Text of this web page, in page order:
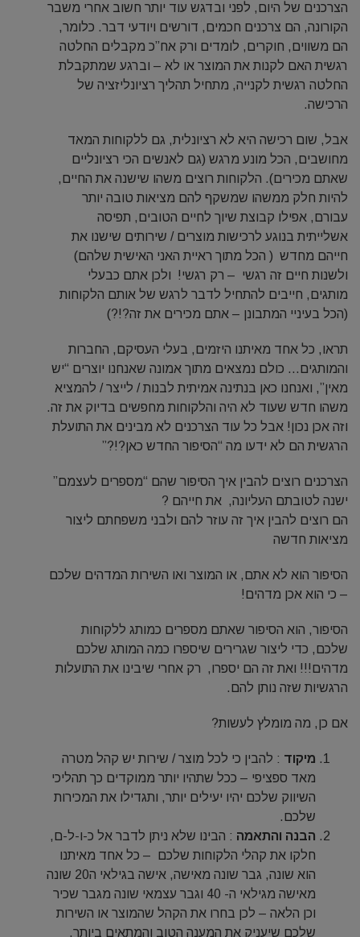
הצרכנים של היום, לפני ובדגש עוד יותר חשוב אחרי משבר
הקורונה, הם צרכנים חכמים, דורשים ויודעי דבר. כלומר,
הם משווים, חוקרים, לומדים ורק אח”כ מקבלים החלטה
רגשית האם לקנות את המוצר או לא – וברגע שמתקבלת
החלטה רגשית לקנייה, מתחיל תהליך רציונליזציה של
הרכישה.
אבל, שום רכישה היא לא רציונלית, גם ללקוחות המאד
מחושבים, הכל מונע מרגש (גם לאנשים הכי רציונליים
שאתם מכירים). הלקוחות רוצים משהו שישנה את החיים,
להיות חלק ממשהו שמשקף להם מציאות טובה יותר
עבורם, אפילו קבוצת שיוך לחיים הטובים, תפיסה
אשלייתית בנוגע לרכישות מוצרים / שירותים שישנו את
חייהם מחדש ( הכל מתוך ראיית האני האישית שלהם)
ולשנות חיים זה רגשי – רק רגשי! ולכן אתם כבעלי
מותגים, חייבים להתחיל לדבר לרגש של אותם הלקוחות
(הכל בעיניי המתבונן – אתם מכירים את זה?!?)
תראו, כל אחד מאיתנו היזמים, בעלי העסיקם, החברות
והמותגים… כולם נמצאים מתוך אמונה שאנחנו יוצרים “יש
מאין”, ואנחנו כאן בנתינה אמיתית לבנות / לייצר / להמציא
משהו חדש שעוד לא היה והלקוחות מחפשים בדיוק את זה.
וזה אכן נכון! אבל כל עוד הצרכנים לא מבינים את התועלת
הרגשית הם לא ידעו מה “הסיפור החדש כאן?!?”
הצרכנים רוצים להבין איך הסיפור שהם “מספרים לעצמם”
ישנה לטובתם העליונה, את חייהם ?
הם רוצים להבין איך זה עוזר להם ולבני משפחתם ליצור
מציאות חדשה
הסיפור הוא לא אתם, או המוצר ואו השירות המדהים שלכם
– כי הוא אכן מדהים!
הסיפור, הוא הסיפור שאתם מספרים כמותג ללקוחות
שלכם, כדי ליצור שגרירים שיספרו כמה המותג שלכם
מדהים!!! ואת זה הם יספרו, רק אחרי שיבינו את התועלות
הרגשיות שזה נותן להם.
אם כן, מה מומלץ לעשות?
מיקוד : להבין כי לכל מוצר / שירות יש קהל מטרה
מאד ספציפי – ככל שתהיו יותר ממוקדים כך תהליכי
השיווק שלכם יהיו יעילים יותר, ותגדילו את המכירות
שלכם.
הבנה והתאמה : הבינו שלא ניתן לדבר אל כ-ו-ל-ם,
חלקו את קהלי הלקוחות שלכם – כל אחד מאיתנו
הוא שונה, גבר שונה מאישה, אישה בגילאי ה20 שונה
מאישה מגילאי ה- 40 וגבר עצמאי שונה מגבר שכיר
וכן הלאה – לכן בחרו את הקהל שהמוצר או השירות
שלכם שיעניק את המענה הטוב והמתאים ביותר.